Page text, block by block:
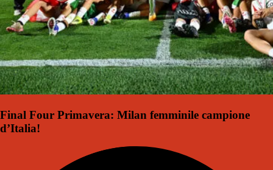
Final Four Primavera: Milan femminile campione
d’Italia!